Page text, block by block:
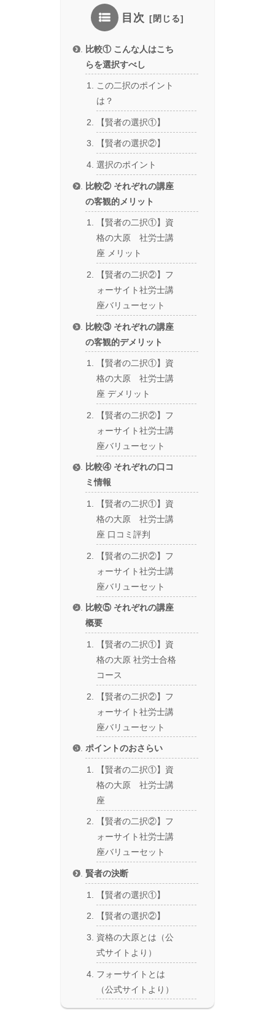
目次
比較① こんな人はこち
らを選択すべし
この二択のポイント
は？
【賢者の選択①】
【賢者の選択②】
選択のポイント
比較② それぞれの講座
の客観的メリット
【賢者の二択①】資
格の大原 社労士講
座 メリット
【賢者の二択②】フ
ォーサイト社労士講
座バリューセット
比較③ それぞれの講座
の客観的デメリット
【賢者の二択①】資
格の大原 社労士講
座 デメリット
【賢者の二択②】フ
ォーサイト社労士講
座バリューセット
比較④ それぞれの口コ
ミ情報
【賢者の二択①】資
格の大原 社労士講
座 口コミ評判
【賢者の二択②】フ
ォーサイト社労士講
座バリューセット
比較⑤ それぞれの講座
概要
【賢者の二択①】資
格の大原 社労士合格
コース
【賢者の二択②】フ
ォーサイト社労士講
座バリューセット
ポイントのおさらい
【賢者の二択①】資
格の大原 社労士講
座
【賢者の二択②】フ
ォーサイト社労士講
座バリューセット
賢者の決断
【賢者の選択①】
【賢者の選択②】
資格の大原とは（公
式サイトより）
フォーサイトとは
（公式サイトより）